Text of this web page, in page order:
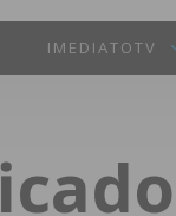
IMEDIATOTV